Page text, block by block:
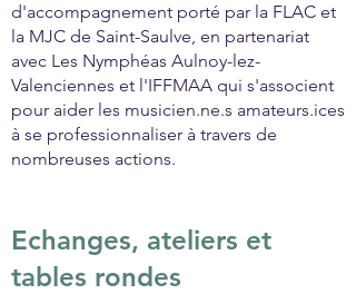
d'accompagnement porté par la FLAC et
la MJC de Saint-Saulve, en partenariat
avec Les Nymphéas Aulnoy-lez-
Valenciennes et l'IFFMAA qui s'associent
pour aider les musicien.ne.s amateurs.ices
à se professionnaliser à travers de
nombreuses actions.
Echanges, ateliers et
tables rondes